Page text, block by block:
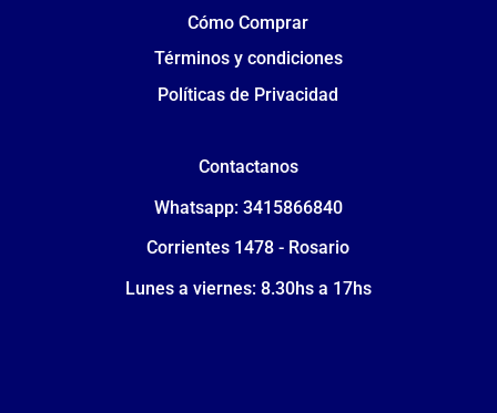
Cómo Comprar
Términos y condiciones
Políticas de Privacidad
Contactanos
Whatsapp: 3415866840
Corrientes 1478 - Rosario
Lunes a viernes: 8.30hs a 17hs